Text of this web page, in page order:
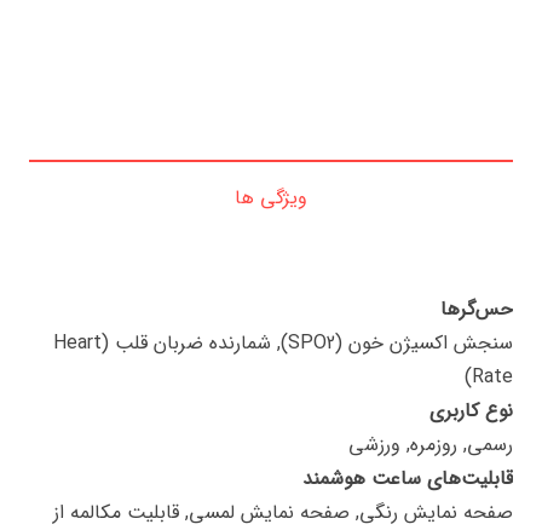
ویژگی ها
حس‌گرها
سنجش اکسیژن خون (SPO2), شمارنده ضربان قلب (Heart
Rate)
نوع کاربری
رسمی, روزمره, ورزشی
قابلیت‌های ساعت هوشمند
صفحه نمایش رنگی, صفحه نمایش لمسی, قابلیت مکالمه از